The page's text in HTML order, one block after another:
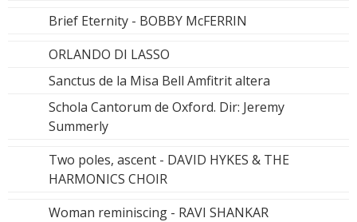
Brief Eternity - BOBBY McFERRIN
ORLANDO DI LASSO
Sanctus de la Misa Bell Amfitrit altera
Schola Cantorum de Oxford. Dir: Jeremy
Summerly
Two poles, ascent - DAVID HYKES & THE
HARMONICS CHOIR
Woman reminiscing - RAVI SHANKAR